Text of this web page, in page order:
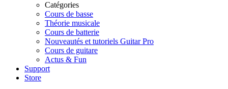
Catégories
Cours de basse
Théorie musicale
Cours de batterie
Nouveautés et tutoriels Guitar Pro
Cours de guitare
Actus & Fun
Support
Store